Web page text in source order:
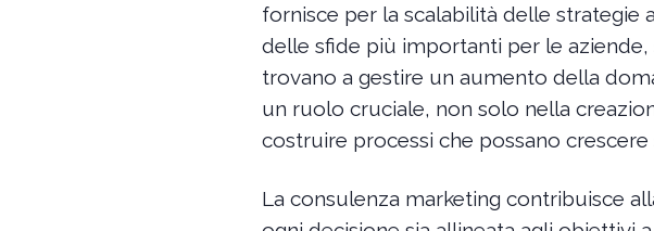
fornisce per la scalabilità delle strategie
delle sfide più importanti per le
trovano a gestire un aumento della
un ruolo cruciale, non solo nella
costruire processi che possano
La consulenza marketing contribuisce